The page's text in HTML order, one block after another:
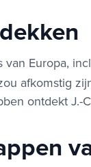
Europa,
afkomstig
ontdekt J.-